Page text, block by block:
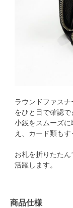
ラウンドファス
をひと目で確認で
小銭をスムーズ
え、カード類もす
お札を折りたた
活躍します。
商品仕様